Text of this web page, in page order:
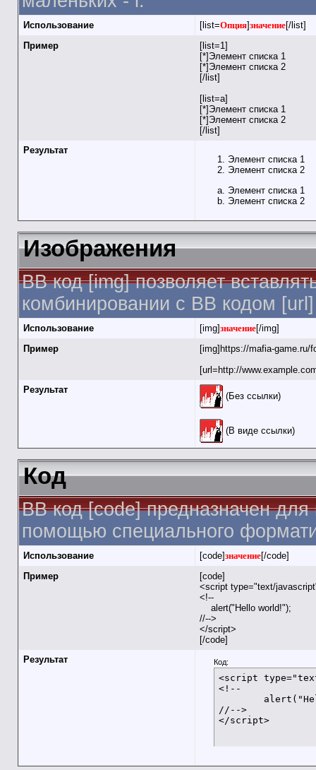
Использование [list=Опция]значение[/list]
Пример
[list=1]
[*]Элемент списка 1
[*]Элемент списка 2
[/list]
[list=a]
[*]Элемент списка 1
[*]Элемент списка 2
[/list]
Результат
Элемент списка 1
Элемент списка 2
Элемент списка 1
Элемент списка 2
Изображения
BB код [img] позволяет
комбинировании с BB кодом
Использование [img]значение[/img]
Пример
[img]https://mafia-game.ru/
[url=http://
Результат
(Без ссылки)
(В виде ссылки)
Код
BB код [code] предназначен
помощью специального
Использование [code]значение[/code]
Пример
[code]
<script type="text/
<!--
alert("Hello world!");
//-->
</script>
[/code]
Результат
Код:
<script
<!--
//-->
</script>